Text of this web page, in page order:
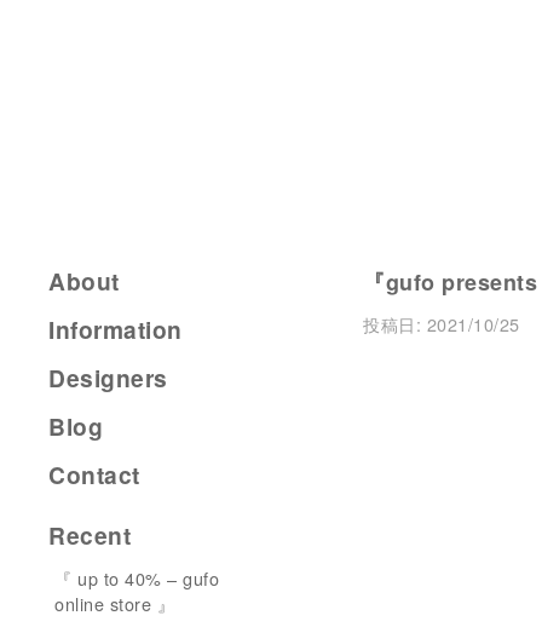
『gufo
投稿日: 2021/10/25
About
Information
Designers
Blog
Contact
Recent
『 up to 40% – gufo
online store 』